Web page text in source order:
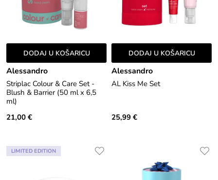
DODAJ U KOŠARICU
Alessandro
Striplac Colour & Care Set -
Blush & Barrier (50 ml x 6,5
ml)
21,00 €
DODAJ U KOŠARICU
Alessandro
AL Kiss Me Set
25,99 €
LIMITED EDITION